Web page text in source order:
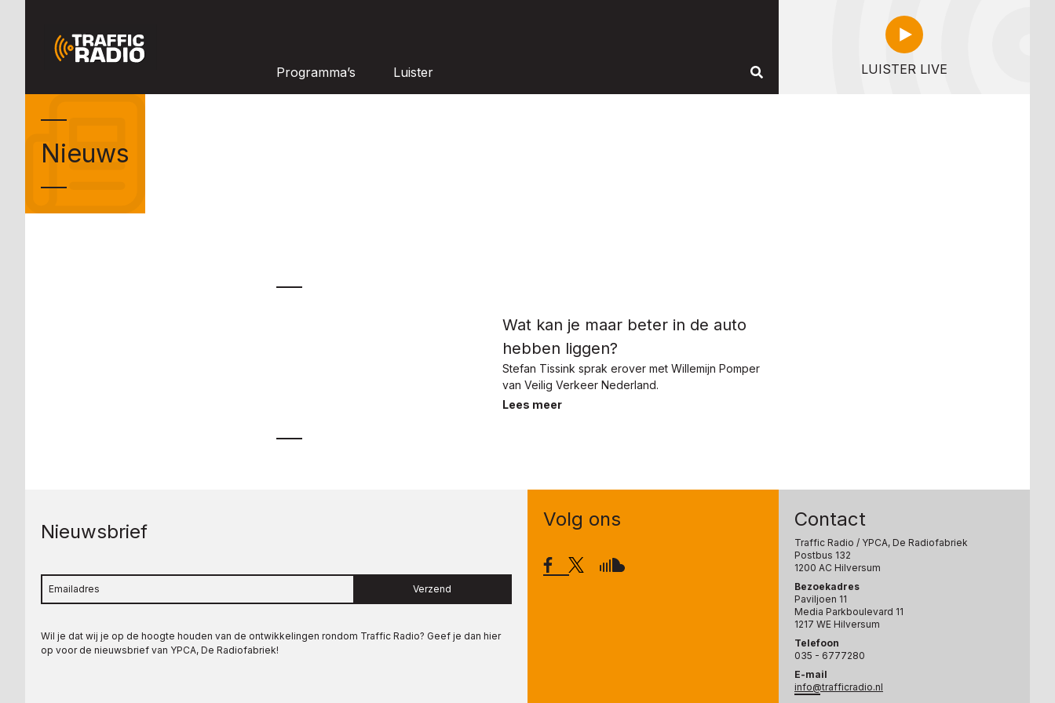
Programma’s Luister LUISTER LIVE
Nieuws
Wat kan je maar beter in de auto
hebben liggen?
Stefan Tissink sprak erover met Willemijn Pomper
van Veilig Verkeer Nederland.
Lees meer
Nieuwsbrief
Verzend
Wil je dat wij je op de hoogte houden van de ontwikkelingen rondom Traffic Radio? Geef je dan hier
op voor de nieuwsbrief van YPCA, De Radiofabriek!
Volg ons Contact
Traffic Radio / YPCA, De Radiofabriek
Postbus 132
1200 AC Hilversum
Bezoekadres
Paviljoen 11
Media Parkboulevard 11
1217 WE Hilversum
Telefoon
035 - 6777280
E-mail
info@trafficradio.nl